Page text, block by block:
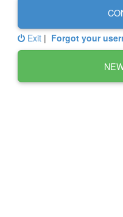
Exit | Forgot your